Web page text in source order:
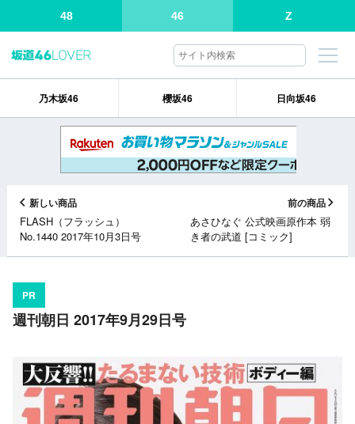
48 46 Z
乃木坂46 櫻坂46 日向坂46
新しい商品
FLASH（フラッシュ）
No.1440 2017年10月3日号
前の商品
あさひなぐ 公式映画原作本 弱
き者の武道 [コミック]
PR
週刊朝日 2017年9月29日号